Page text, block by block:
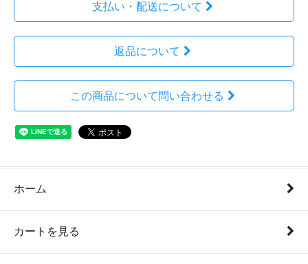
支払い・配送について
返品について
この商品について問い合わせる
ホーム
カートを見る